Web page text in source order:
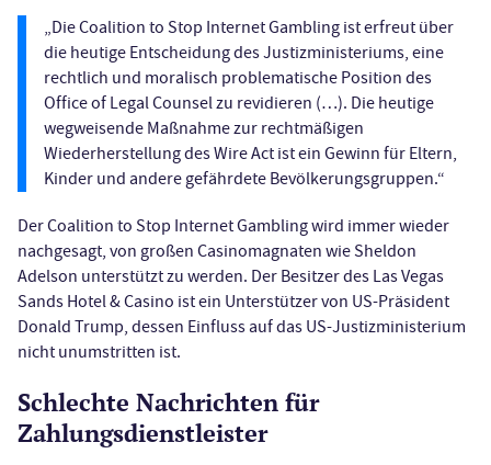
„Die Coalition to Stop Internet Gambling ist erfreut über
die heutige Entscheidung des Justizministeriums, eine
rechtlich und moralisch problematische Position des
Office of Legal Counsel zu revidieren (…). Die heutige
wegweisende Maßnahme zur rechtmäßigen
Wiederherstellung des Wire Act ist ein Gewinn für Eltern,
Kinder und andere gefährdete Bevölkerungsgruppen.“
Der Coalition to Stop Internet Gambling wird immer wieder
nachgesagt, von großen Casinomagnaten wie Sheldon
Adelson unterstützt zu werden. Der Besitzer des Las Vegas
Sands Hotel & Casino ist ein Unterstützer von US-Präsident
Donald Trump, dessen Einfluss auf das US-Justizministerium
nicht unumstritten ist.
Schlechte Nachrichten für
Zahlungsdienstleister